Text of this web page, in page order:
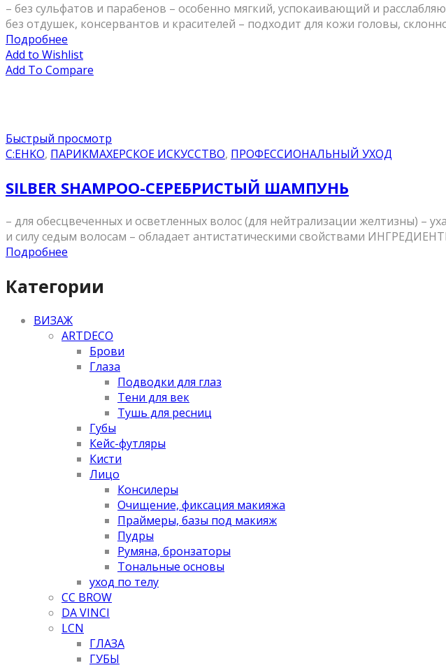
– без сульфатов и парабенов – особенно мягкий, успокаивающий и
без отдушек, консервантов и красителей – подходит для кожи головы,
Подробнее
Add to Wishlist
Add To Compare
Быстрый просмотр
C:EHKO, ПАРИКМАХЕРСКОЕ ИСКУССТВО, ПРОФЕССИОНАЛЬНЫЙ УХОД
SILBER SHAMPOO-СЕРЕБРИСТЫЙ ШАМПУНЬ
– для обесцвеченных и осветленных волос (для нейтрализации желтизны) –
и силу седым волосам – обладает антистатическими свойствами
Подробнее
Категории
ВИЗАЖ
ARTDECO
Брови
Глаза
Подводки для глаз
Тени для век
Тушь для ресниц
Губы
Кейс-футляры
Кисти
Лицо
Консилеры
Очищение, фиксация макияжа
Праймеры, базы под макияж
Пудры
Румяна, бронзаторы
Тональные основы
уход по телу
CC BROW
DA VINCI
LCN
ГЛАЗА
ГУБЫ